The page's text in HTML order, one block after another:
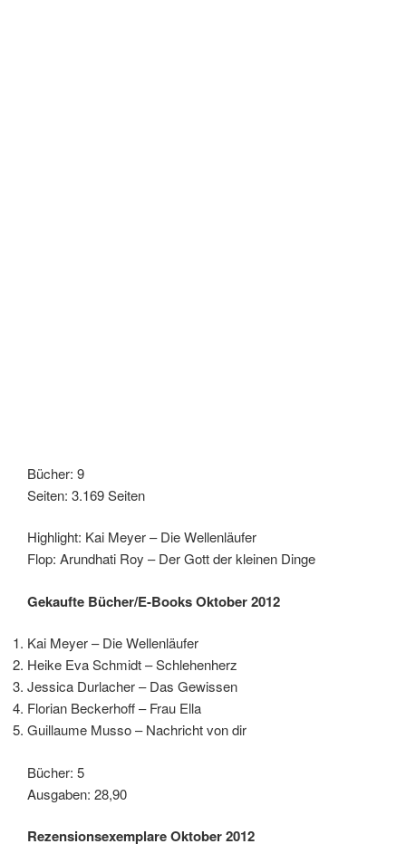
Bücher: 9
Seiten: 3.169 Seiten
Highlight: Kai Meyer – Die Wellenläufer
Flop: Arundhati Roy – Der Gott der kleinen Dinge
Gekaufte Bücher/E-Books Oktober 2012
Kai Meyer – Die Wellenläufer
Heike Eva Schmidt – Schlehenherz
Jessica Durlacher – Das Gewissen
Florian Beckerhoff – Frau Ella
Guillaume Musso – Nachricht von dir
Bücher: 5
Ausgaben: 28,90
Rezensionsexemplare Oktober 2012